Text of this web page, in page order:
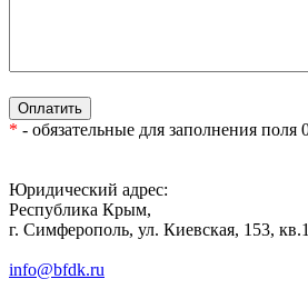
* - обязательные для заполнения поля
Юридический адрес:
Республика Крым,
г. Симферополь, ул. Киевская, 153,
info@bfdk.ru